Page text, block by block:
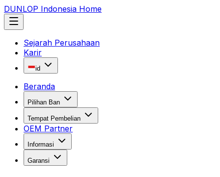
DUNLOP Indonesia Home
Sejarah Perusahaan
Karir
id
Beranda
Pilihan Ban
Tempat Pembelian
OEM Partner
Informasi
Garansi